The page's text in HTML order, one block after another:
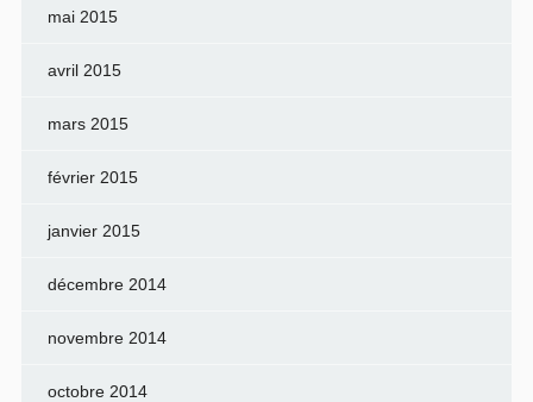
mai 2015
avril 2015
mars 2015
février 2015
janvier 2015
décembre 2014
novembre 2014
octobre 2014